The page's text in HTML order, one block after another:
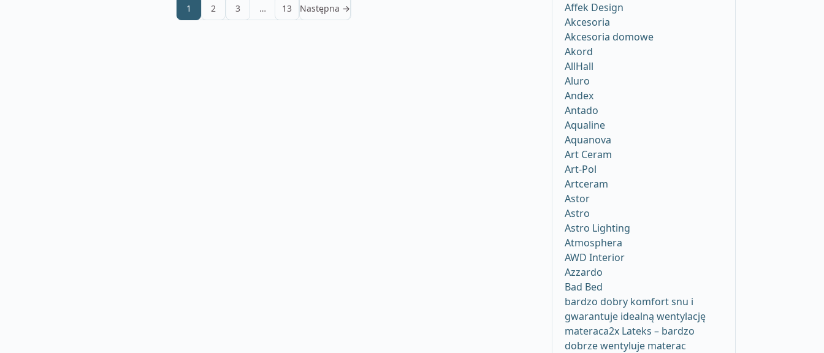
1 2 3 … 13 Następna →
Affek Design
Akcesoria
Akcesoria domowe
Akord
AllHall
Aluro
Andex
Antado
Aqualine
Aquanova
Art Ceram
Art-Pol
Artceram
Astor
Astro
Astro Lighting
Atmosphera
AWD Interior
Azzardo
Bad Bed
bardzo dobry komfort snu i
gwarantuje idealną wentylację
materaca2x Lateks – bardzo
dobrze wentyluje materac